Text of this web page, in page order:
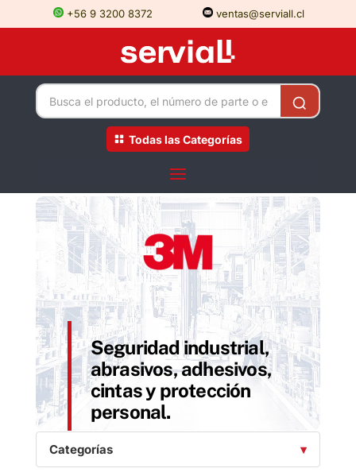
+56 9 3200 8372 ventas@serviall.cl
Todas las Categorías
Seguridad industrial,
abrasivos, adhesivos,
cintas y protección
personal.
Categorías